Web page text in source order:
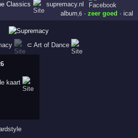
Classics
supremacy.nl
album ,6· zeer goed · ical
⊂Art of Dance